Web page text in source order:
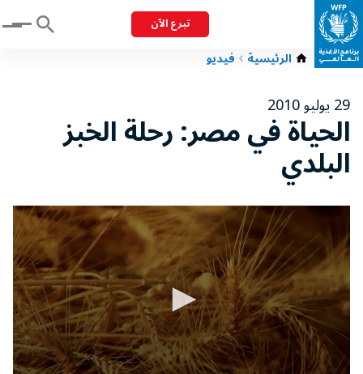
تبرع الآن Menu
الرئيسية فيديو
29 يوليو 2010
الحياة في مصر: رحلة الخبز
البلدي